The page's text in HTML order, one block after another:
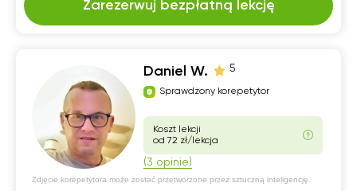
Zarezerwuj bezpłatną lekcję
Daniel W. 5
Sprawdzony korepetytor
Koszt lekcji
od 72 zł/lekcja
(3 opinie)
Zdjęcie korepetytora może zostać przetworzone przez sztuczną inteligencję.